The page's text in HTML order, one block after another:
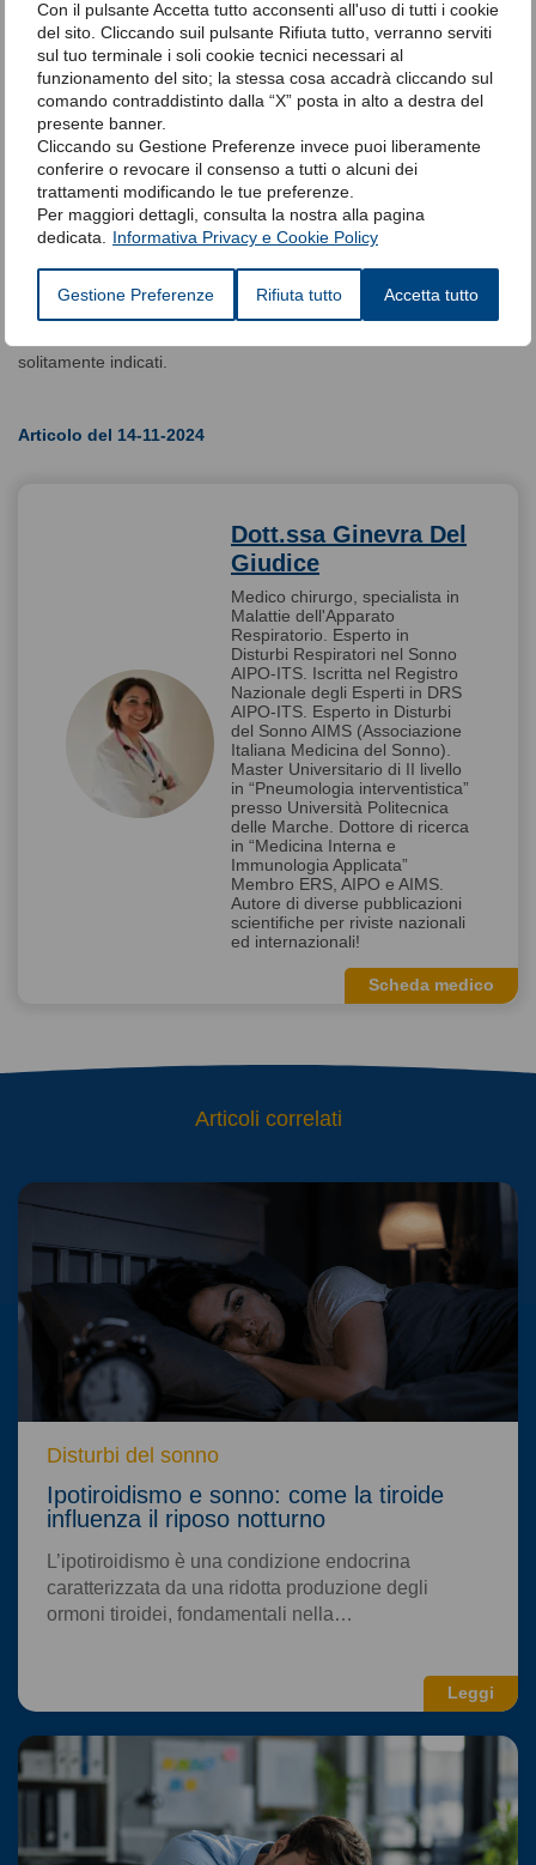
Con il pulsante Accetta tutto acconsenti all'uso di tutti i cookie
del sito. Cliccando suil pulsante Rifiuta tutto, verranno serviti
sul tuo terminale i soli cookie tecnici necessari al
funzionamento del sito; la stessa cosa accadrà cliccando sul
comando contraddistinto dalla “X” posta in alto a destra del
presente banner.
Cliccando su Gestione Preferenze invece puoi liberamente
conferire o revocare il consenso a tutti o alcuni dei
trattamenti modificando le tue preferenze.
Per maggiori dettagli, consulta la nostra alla pagina
dedicata.
Informativa Privacy e Cookie Policy
Gestione Preferenze Rifiuta tutto Accetta tutto
lingua).
Lapressione positiva continua delle vie aeree(
essere utilizzata per i bambini che non sono candidati a un
intervento chirurgico correttivo o che continuano ad avere OSA
dopo un’adenotonsillectomia.
Poiché l’obesità nei bambini è un fattore di rischio per l’OSA,
perdita di peso può ridurre la gravità di questa condizione
dona altri benefici per la salute, ma raramente è un trattamento
sufficiente per l’OSA come monoterapia a lungo termine.
L’integrazione notturna di ossigeno puòaiutare a prevenire
l’ipossiemiafino a quando non può essere raggiunto un
trattamento definitivo. Il trattamento della rinite allergica deve
solitamente indicati.
Articolo del 14-11-2024
Dott.ssa Ginevra Del
Giudice
Medico chirurgo, specialista in
Malattie dell'Apparato
Respiratorio. Esperto in
Disturbi Respiratori nel Sonno
AIPO-ITS. Iscritta nel Registro
Nazionale degli Esperti in DRS
AIPO-ITS. Esperto in Disturbi
del Sonno AIMS (Associazione
Italiana Medicina del Sonno).
Master Universitario di II livello
in “Pneumologia interventistica”
presso Università Politecnica
delle Marche. Dottore di ricerca
in “Medicina Interna e
Immunologia Applicata”
Membro ERS, AIPO e AIMS.
Autore di diverse pubblicazioni
scientifiche per riviste nazionali
ed internazionali!
Scheda medico
Articoli correlati
Leggi
Disturbi del sonno
Ipotiroidismo e sonno: come la tiroide
influenza il riposo notturno
L’ipotiroidismo è una condizione endocrina
caratterizzata da una ridotta produzione degli
ormoni tiroidei, fondamentali nella…